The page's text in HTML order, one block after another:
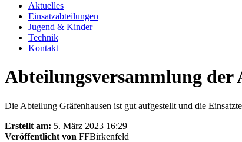
Aktuelles
Einsatzabteilungen
Jugend & Kinder
Technik
Kontakt
Abteilungsversammlung der
Die Abteilung Gräfenhausen ist gut aufgestellt und die
Erstellt am: 5. März 2023 16:29
Veröffentlicht von FFBirkenfeld